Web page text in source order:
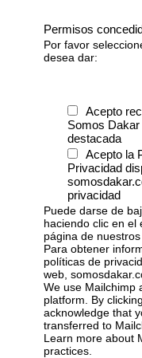
Permisos
Por favor
desea dar:
Acepto
Somos
destacada
Acepto la
Privacidad
privacidad
Puede darse de
haciendo clic en el
página de
Para obtener
políticas de
web,
We use Mailchimp
platform. By
acknowledge that
transferred to
Learn more about
practices.